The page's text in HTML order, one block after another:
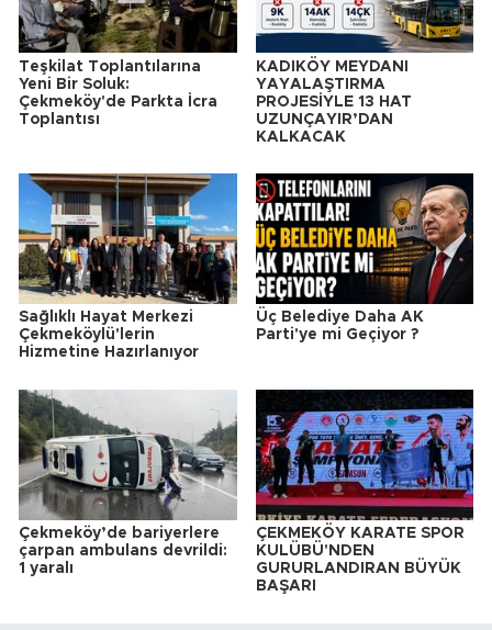
Teşkilat Toplantılarına
Yeni Bir Soluk:
Çekmeköy'de Parkta İcra
Toplantısı
KADIKÖY MEYDANI
YAYALAŞTIRMA
PROJESİYLE 13 HAT
UZUNÇAYIR’DAN
KALKACAK
Sağlıklı Hayat Merkezi
Çekmeköylü'lerin
Hizmetine Hazırlanıyor
Üç Belediye Daha AK
Parti'ye mi Geçiyor ?
Çekmeköy’de bariyerlere
çarpan ambulans devrildi:
1 yaralı
ÇEKMEKÖY KARATE SPOR
KULÜBÜ'NDEN
GURURLANDIRAN BÜYÜK
BAŞARI